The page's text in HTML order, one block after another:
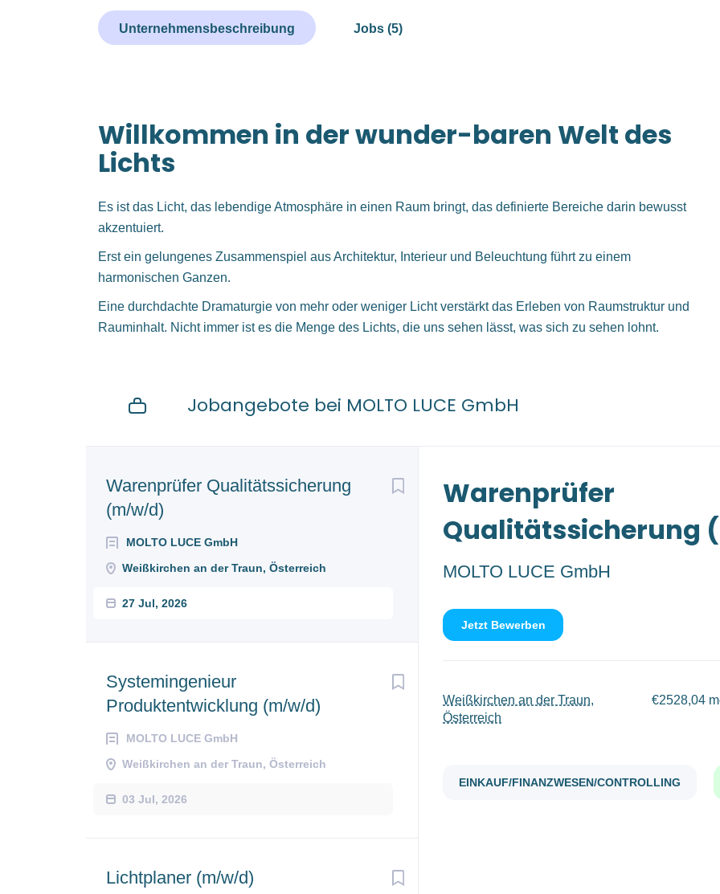
Unternehmensbeschreibung Jobs (5)
Willkommen in der wunder-baren Welt des
Lichts
Es ist das Licht, das lebendige Atmosphäre in einen Raum bringt, das definierte Bereiche darin bewusst
akzentuiert.
Erst ein gelungenes Zusammenspiel aus Architektur, Interieur und Beleuchtung führt zu einem
harmonischen Ganzen.
Eine durchdachte Dramaturgie von mehr oder weniger Licht verstärkt das Erleben von Raumstruktur und
Rauminhalt. Nicht immer ist es die Menge des Lichts, die uns sehen lässt, was sich zu sehen lohnt.
Jobangebote bei MOLTO LUCE GmbH
Warenprüfer Qualitätssicherung
(m/w/d)
MOLTO LUCE GmbH
Weißkirchen an der Traun, Österreich
27 Jul, 2026
Next
Systemingenieur
Produktentwicklung (m/w/d)
MOLTO LUCE GmbH
Weißkirchen an der Traun, Österreich
03 Jul, 2026
Lichtplaner (m/w/d)
to
job
Warenprüfer
Qualitätssicherung
MOLTO LUCE GmbH
Jetzt Bewerben
Weißkirchen an der Traun,
Österreich
€2528,04
EINKAUF/FINANZWESEN/CONTROLLING